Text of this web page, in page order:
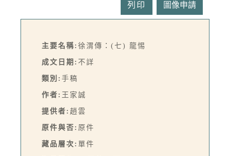
列印
主要名稱: 徐渭傳：(七) 龍惕
成文日期: 不詳
類別: 手稿
作者: 王家誠
提供者: 趙雲
原件與否: 原件
藏品層次: 單件